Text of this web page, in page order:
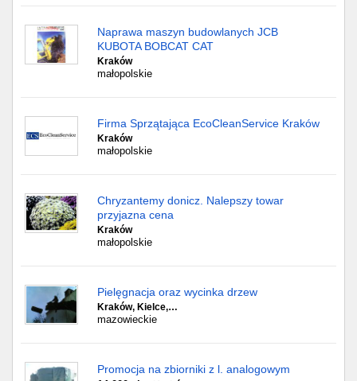
Naprawa maszyn budowlanych JCB
KUBOTA BOBCAT CAT
Kraków
małopolskie
Firma Sprzątająca EcoCleanService Kraków
Kraków
małopolskie
Chryzantemy donicz. Nalepszy towar
przyjazna cena
Kraków
małopolskie
Pielęgnacja oraz wycinka drzew
Kraków, Kielce,…
mazowieckie
Promocja na zbiorniki z l. analogowym